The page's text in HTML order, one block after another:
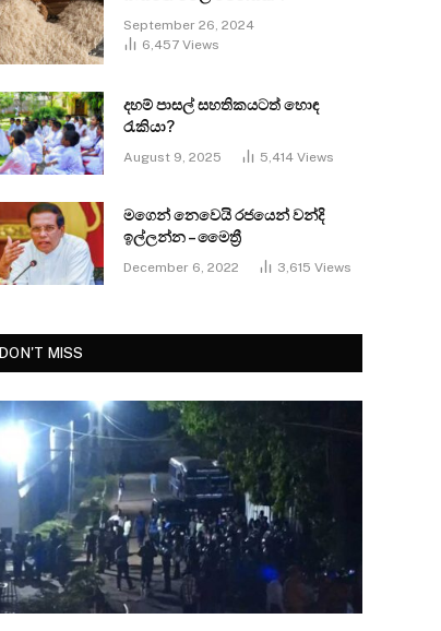
September 26, 2024
6,457 Views
දහම් පාසල් සහතිකයටත් හොඳ
රැකියා?
August 9, 2025 5,414 Views
මගෙන් නෙවෙයි රජයෙන් වන්දි
ඉල්ලන්න – මෛත්‍රී
December 6, 2022 3,615 Views
DON'T MISS